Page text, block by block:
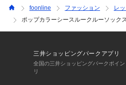
foonline ファッション レ
ポップカラーシースルークルーソック
三井ショッピングパークアプリ
全国の三井ショッピングパークポイ
リ